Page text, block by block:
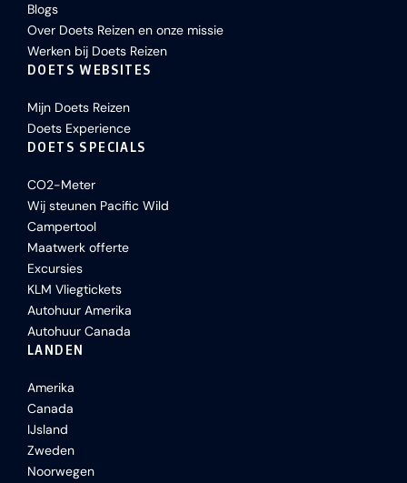
Blogs
Over Doets Reizen en onze missie
Werken bij Doets Reizen
DOETS WEBSITES
Mijn Doets Reizen
Doets Experience
DOETS SPECIALS
CO2-Meter
Wij steunen Pacific Wild
Campertool
Maatwerk offerte
Excursies
KLM Vliegtickets
Autohuur Amerika
Autohuur Canada
LANDEN
Amerika
Canada
IJsland
Zweden
Noorwegen